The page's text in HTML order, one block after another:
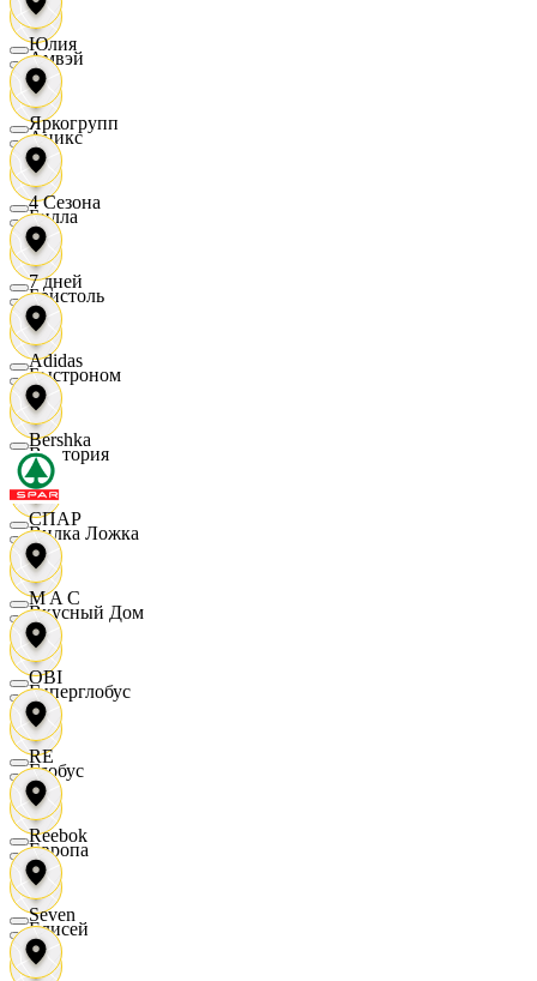
Амвэй
Аникс
Билла
Бристоль
Быстроном
Виктория
Вилка Ложка
Вкусный Дом
Гиперглобус
Глобус
Европа
Елисей
Юлия
Яркогрупп
4 Сезона
7 дней
Adidas
Bershka
СПАР
M A C
OBI
RE
Reebok
Seven